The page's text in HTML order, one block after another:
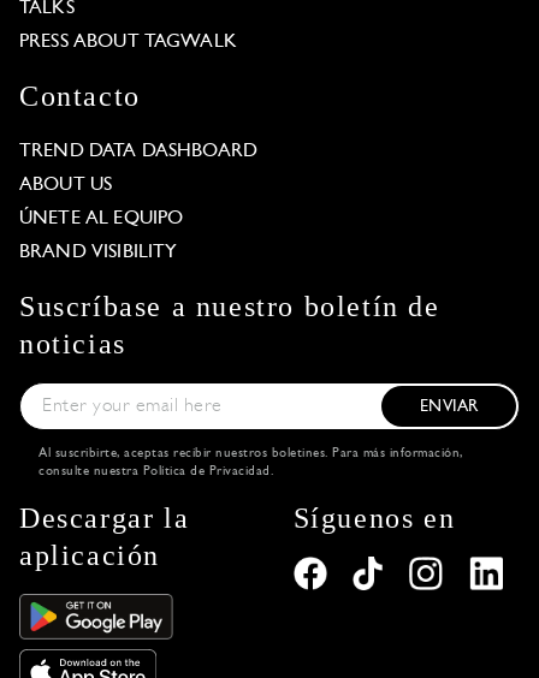
TALKS
PRESS ABOUT TAGWALK
Contacto
TREND DATA DASHBOARD
ABOUT US
ÚNETE AL EQUIPO
BRAND VISIBILITY
Suscríbase a nuestro boletín de
noticias
ENVIAR
Al suscribirte, aceptas recibir nuestros boletines. Para más información,
consulte nuestra Política de Privacidad .
Descargar la
aplicación
Síguenos en